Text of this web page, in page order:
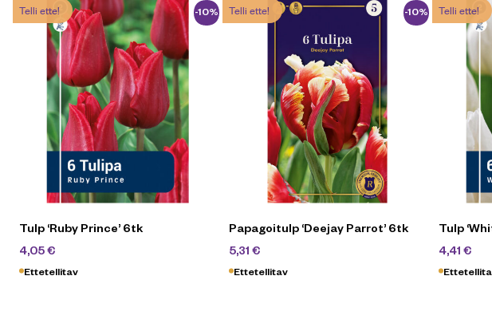
Telli ette! -10%
Tulp ‘Ruby Prince’ 6tk
4,05€
Ettetellitav
Telli ette! -10%
Papagoitulp ‘Deejay Parrot’ 6tk
5,31 €
Ettetellitav
Telli ette!
Tulp
4,41 €